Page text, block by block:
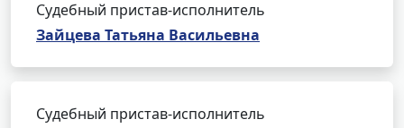
Судебный пристав-исполнитель
Зайцева Татьяна Васильевна
Судебный пристав-исполнитель